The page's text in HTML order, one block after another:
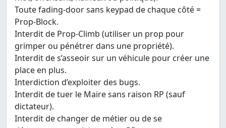
Toute fading-door sans keypad de chaque côté =
Prop-Block.
Interdit de Prop-Climb (utiliser un prop pour
grimper ou pénétrer dans une propriété).
Interdit de s’asseoir sur un véhicule pour créer une
place en plus.
Interdiction d’exploiter des bugs.
Interdit de tuer le Maire sans raison RP (sauf
dictateur).
Interdit de changer de métier ou de se